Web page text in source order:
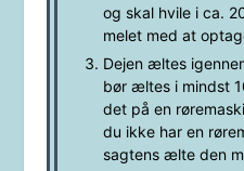
og skal hvile i ca.
melet med at
Dejen æltes
bør æltes i mindst
det på en
du ikke har en
sagtens ælte den